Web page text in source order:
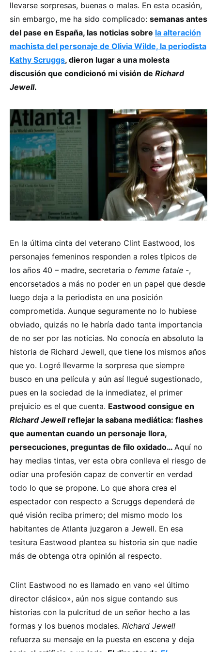
llevarse sorpresas, buenas o malas. En esta ocasión,
sin embargo, me ha sido complicado: semanas antes
del pase en España, las noticias sobre la alteración
machista del personaje de Olivia Wilde, la periodista
Kathy Scruggs, dieron lugar a una molesta
discusión que condicionó mi visión de Richard
Jewell.
En la última cinta del veterano Clint Eastwood, los
personajes femeninos responden a roles típicos de
los años 40 – madre, secretaria o femme fatale -,
encorsetados a más no poder en un papel que desde
luego deja a la periodista en una posición
comprometida. Aunque seguramente no lo hubiese
obviado, quizás no le habría dado tanta importancia
de no ser por las noticias. No conocía en absoluto la
historia de Richard Jewell, que tiene los mismos años
que yo. Logré llevarme la sorpresa que siempre
busco en una película y aún así llegué sugestionado,
pues en la sociedad de la inmediatez, el primer
prejuicio es el que cuenta. Eastwood consigue en
Richard Jewellreflejar la sabana mediática: flashes
que aumentan cuando un personaje llora,
persecuciones, preguntas de filo oxidado… Aquí no
hay medias tintas, ver esta obra conlleva el riesgo de
odiar una profesión capaz de convertir en verdad
todo lo que se propone. Lo que ahora crea el
espectador con respecto a Scruggs dependerá de
qué visión reciba primero; del mismo modo los
habitantes de Atlanta juzgaron a Jewell. En esa
tesitura Eastwood plantea su historia sin que nadie
más de obtenga otra opinión al respecto.
Clint Eastwood no es llamado en vano «el último
director clásico», aún nos sigue contando sus
historias con la pulcritud de un señor hecho a las
formas y los buenos modales. Richard Jewell
refuerza su mensaje en la puesta en escena y deja